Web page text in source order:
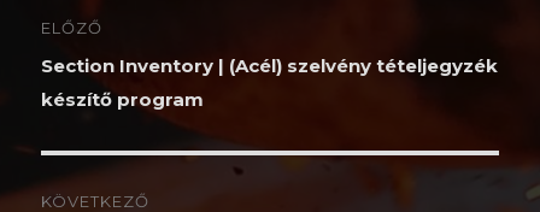
navigáció
ELŐZŐ
Korábbi
bejegyzés:
Section Inventory | (Acél) szelvény tételjegyzék
készítő program
KÖVETKEZŐ